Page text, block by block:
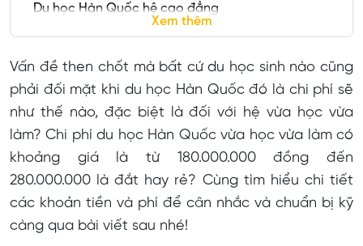
Du học Hàn Quốc hệ cao đẳng
Du học Hàn Quốc hệ đại học
Du học thạc sĩ, tiến sĩ tại Hàn Quốc
Du học nghề Hàn Quốc
Có nên du học Hàn Quốc vừa học vừa làm không?
Điều kiện du học Hàn Quốc vừa học vừa làm D4-1
Mức lương của du học sinh Hàn hệ vừa học vừa làm?
Du học Hàn Quốc vừa học vừa làm nên chọn ngành
Xem thêm
Vấn đề then chốt mà bất cứ du học sinh nào cũng
phải đối mặt khi du học Hàn Quốc đó là chi phí sẽ
như thế nào, đặc biệt là đối với hệ vừa học vừa
làm? Chi phí du học Hàn Quốc vừa học vừa làm có
khoảng giá là từ 180.000.000 đồng đến
280.000.000 là đắt hay rẻ? Cùng tìm hiểu chi tiết
các khoản tiền và phí để cân nhắc và chuẩn bị kỹ
càng qua bài viết sau nhé!